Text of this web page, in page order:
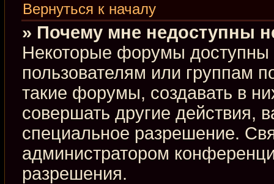
Вернуться к началу
» Почему мне недоступны
Некоторые форумы доступны
пользователям или группам
такие форумы, создавать в
совершать другие действия,
специальное разрешение.
администратором
разрешения.